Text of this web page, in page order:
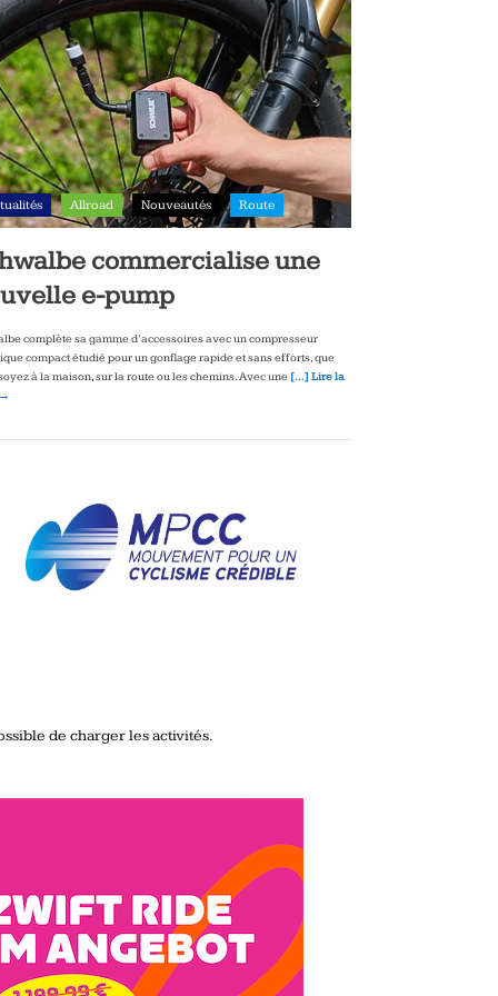
Allroad Nouveautés Route
commercialise une
e-pump
complète sa gamme d’accessoires avec un compresseur
compact étudié pour un gonflage rapide et sans efforts, que
à la maison, sur la route ou les chemins. Avec une […] Lire la
de charger les activités.